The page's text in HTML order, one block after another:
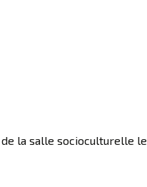
la salle socioculturelle le